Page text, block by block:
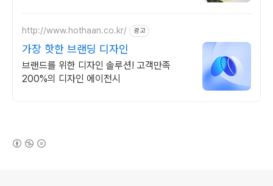
http://www.hothaan.co.kr/ 광고
가장 핫한 브랜딩 디자인
브랜드를 위한 디자인 솔루션! 고객만족
200%의 디자인 에이전시